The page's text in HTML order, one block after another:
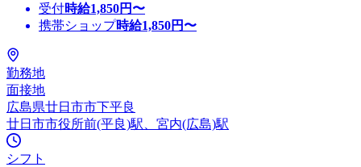
受付時給1,850円〜
携帯ショップ時給1,850円〜
勤務地
面接地
広島県廿日市市下平良
廿日市市役所前(平良)駅、宮内(広島)駅
シフト